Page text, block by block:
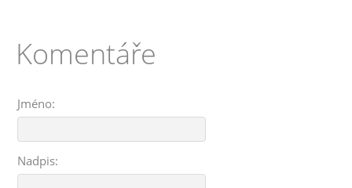
Komentáře
Jméno:
Nadpis: